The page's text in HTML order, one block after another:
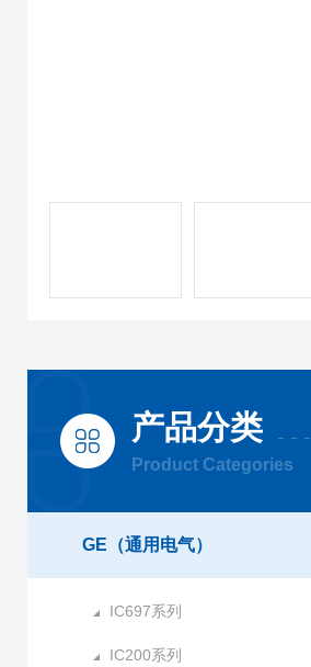
产品分类
Product Categories
GE（通用电气）
IC697系列
IC200系列